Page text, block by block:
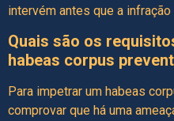
intervém antes que a infração
Quais são os
habeas corpus
Para impetrar um habeas
comprovar que há uma